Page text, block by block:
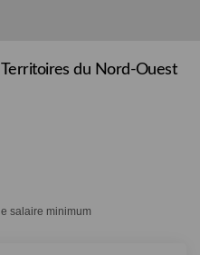
du Nord-Ouest
salaire minimum